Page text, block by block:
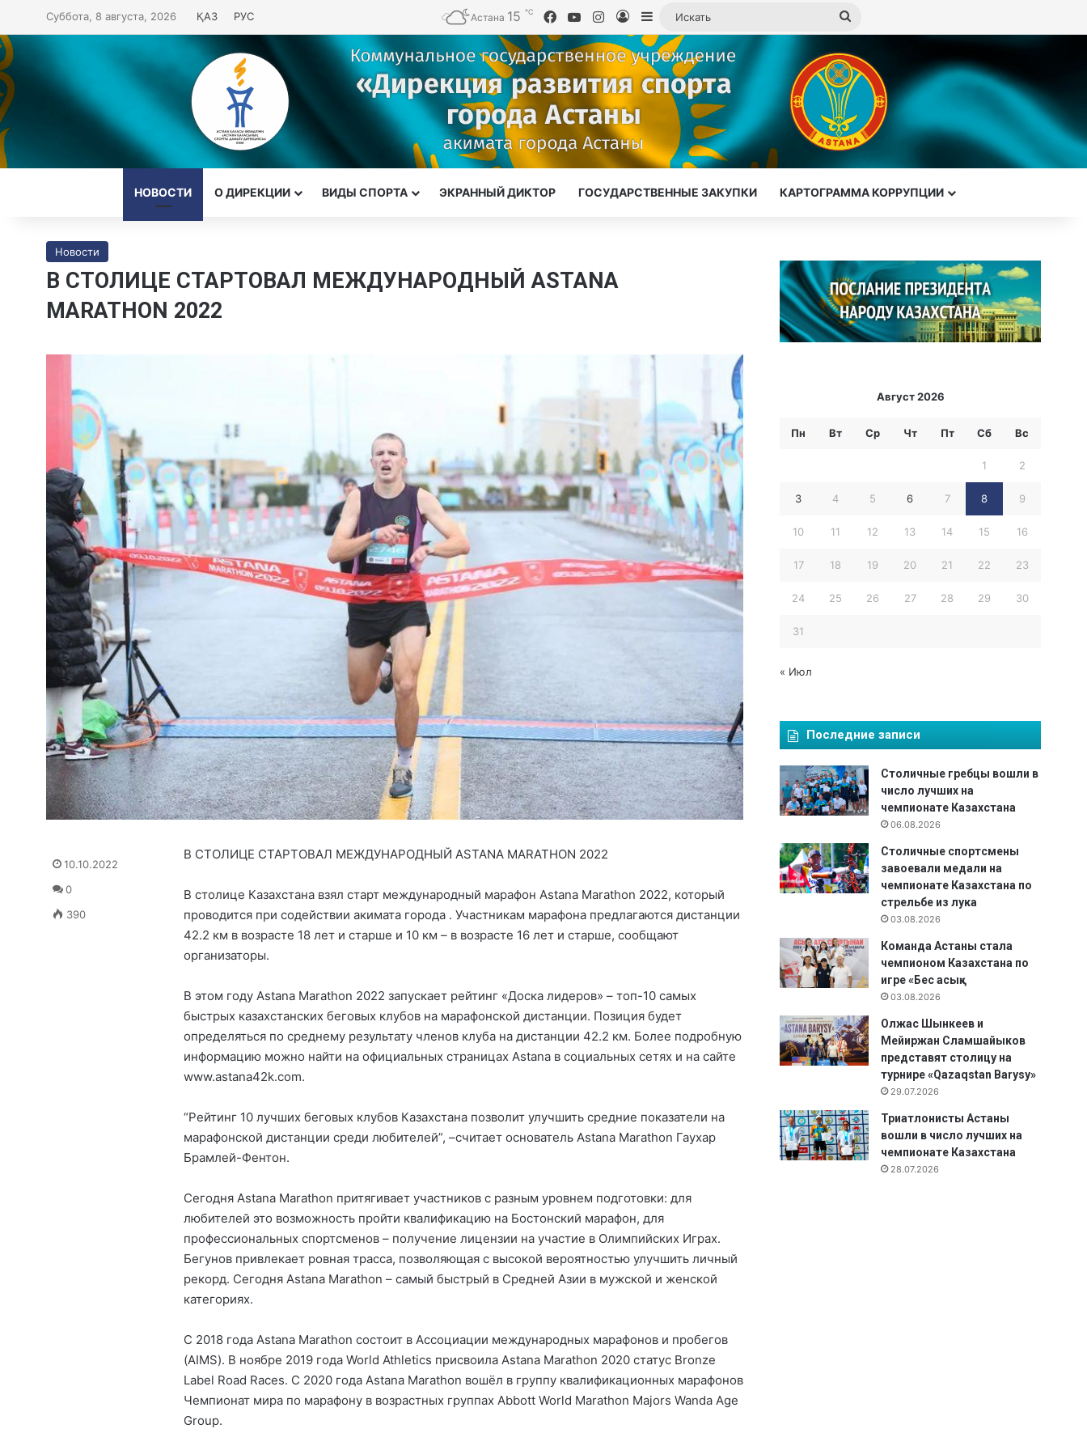
Суббота, 8 августа, 2026 ҚАЗ РУС Астана 15 ℃ Facebook
YouTubeInstagram
ВойтиSidebar
НОВОСТИ О ДИРЕКЦИИ ВИДЫ СПОРТА ЭКРАННЫЙ ДИКТОР ГОСУДАРСТВЕННЫЕ ЗАКУПКИ КАРТОГРАММА КОРРУПЦИИ
Новости
В СТОЛИЦЕ СТАРТОВАЛ МЕЖДУНАРОДНЫЙ ASTANA
MARATHON 2022
В СТОЛИЦЕ СТАРТОВАЛ МЕЖДУНАРОДНЫЙ ASTANA MARATHON 2022
В столице Казахстана взял старт международный марафон Astana Marathon 2022, который
проводится при содействии акимата города . Участникам марафона предлагаются дистанции
42.2 км в возрасте 18 лет и старше и 10 км – в возрасте 16 лет и старше, сообщают
организаторы.
В этом году Astana Marathon 2022 запускает рейтинг «Доска лидеров» – топ-10 самых
быстрых казахстанских беговых клубов на марафонской дистанции. Позиция будет
определяться по среднему результату членов клуба на дистанции 42.2 км. Более подробную
информацию можно найти на официальных страницах Astana в социальных сетях и на сайте
www.astana42k.com.
“Рейтинг 10 лучших беговых клубов Казахстана позволит улучшить средние показатели на
марафонской дистанции среди любителей”, –считает основатель Astana Marathon Гаухар
Брамлей-Фентон.
Сегодня Astana Marathon притягивает участников с разным уровнем подготовки: для
любителей это возможность пройти квалификацию на Бостонский марафон, для
профессиональных спортсменов – получение лицензии на участие в Олимпийских Играх.
Бегунов привлекает ровная трасса, позволяющая с высокой вероятностью улучшить личный
рекорд. Сегодня Astana Marathon – самый быстрый в Средней Азии в мужской и женской
категориях.
С 2018 года Astana Marathon состоит в Ассоциации международных марафонов и пробегов
(AIMS). В ноябре 2019 года World Athletics присвоила Astana Marathon 2020 статус Bronze
Label Road Races. С 2020 года Astana Marathon вошёл в группу квалификационных марафонов
Чемпионат мира по марафону в возрастных группах Abbott World Marathon Majors Wanda Age
Group.
10.10.2022
0
390
Август 2026
Пн Вт Ср Чт Пт Сб Вс
1 2
3 4 5 6 7 8 9
10 11 12 13 14 15 16
17 18 19 20 21 22 23
24 25 26 27 28 29 30
31
« Июл
Последние записи
Столичные гребцы вошли в
число лучших на
чемпионате Казахстана
06.08.2026
Столичные спортсмены
завоевали медали на
чемпионате Казахстана по
стрельбе из лука
03.08.2026
Команда Астаны стала
чемпионом Казахстана по
игре «Бес асық»
03.08.2026
Олжас Шынкеев и
Мейиржан Сламшайыков
представят столицу на
турнире «Qazaqstan Barysy»
29.07.2026
Триатлонисты Астаны
вошли в число лучших на
чемпионате Казахстана
28.07.2026